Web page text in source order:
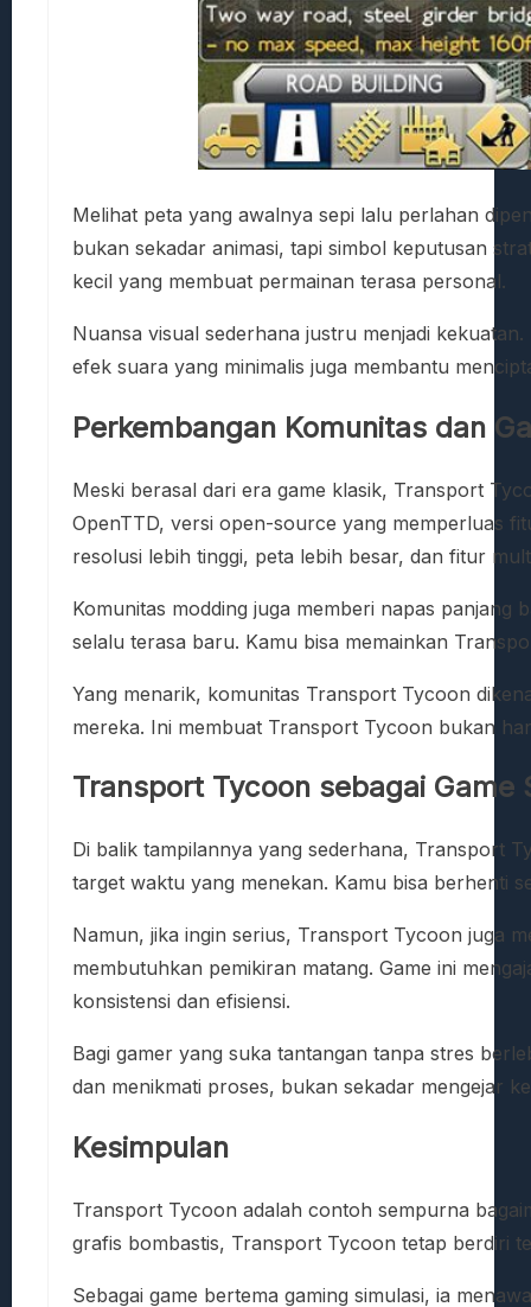
Melihat peta yang awalnya sepi lalu perlahan
bukan sekadar animasi, tapi simbol keputusan
kecil yang membuat permainan terasa personal.
Nuansa visual sederhana justru menjadi
efek suara yang minimalis juga membantu
Perkembangan Komunitas dan
Meski berasal dari era game klasik, Transport
OpenTTD, versi open-source yang memperluas
resolusi lebih tinggi, peta lebih besar, dan fitur
Komunitas modding juga memberi napas panjang
selalu terasa baru. Kamu bisa memainkan
Yang menarik, komunitas Transport Tycoon
mereka. Ini membuat Transport Tycoon bukan
Transport Tycoon sebagai Game
Di balik tampilannya yang sederhana, Transport
target waktu yang menekan. Kamu bisa berhenti
Namun, jika ingin serius, Transport Tycoon juga
membutuhkan pemikiran matang. Game ini
konsistensi dan efisiensi.
Bagi gamer yang suka tantangan tanpa stres
dan menikmati proses, bukan sekadar mengejar
Kesimpulan
Transport Tycoon adalah contoh sempurna
grafis bombastis, Transport Tycoon tetap berdiri
Sebagai game bertema gaming simulasi, ia